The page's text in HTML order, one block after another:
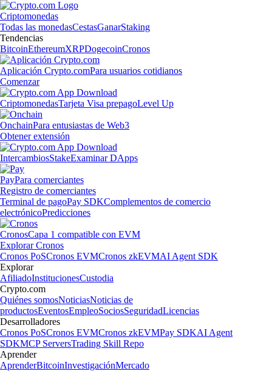
Criptomonedas
Todas las monedasCestasGanarStaking
Tendencias
BitcoinEthereumXRPDogecoinCronos
Aplicación Crypto.comPara usuarios cotidianos
Comenzar
CriptomonedasTarjeta Visa prepagoLevel Up
OnchainPara entusiastas de Web3
Obtener extensión
IntercambiosStakeExaminar DApps
PayPara comerciantes
Registro de comerciantes
Terminal de pagoPay SDKComplementos de comercio
electrónicoPredicciones
CronosCapa 1 compatible con EVM
Explorar Cronos
Cronos PoSCronos EVMCronos zkEVMAI Agent SDK
Explorar
AfiliadoInstitucionesCustodia
Crypto.com
Quiénes somosNoticiasNoticias de
productosEventosEmpleoSociosSeguridadLicencias
Desarrolladores
Cronos PoSCronos EVMCronos zkEVMPay SDKAI Agent
SDKMCP ServersTrading Skill Repo
Aprender
AprenderBitcoinInvestigaciónMercado